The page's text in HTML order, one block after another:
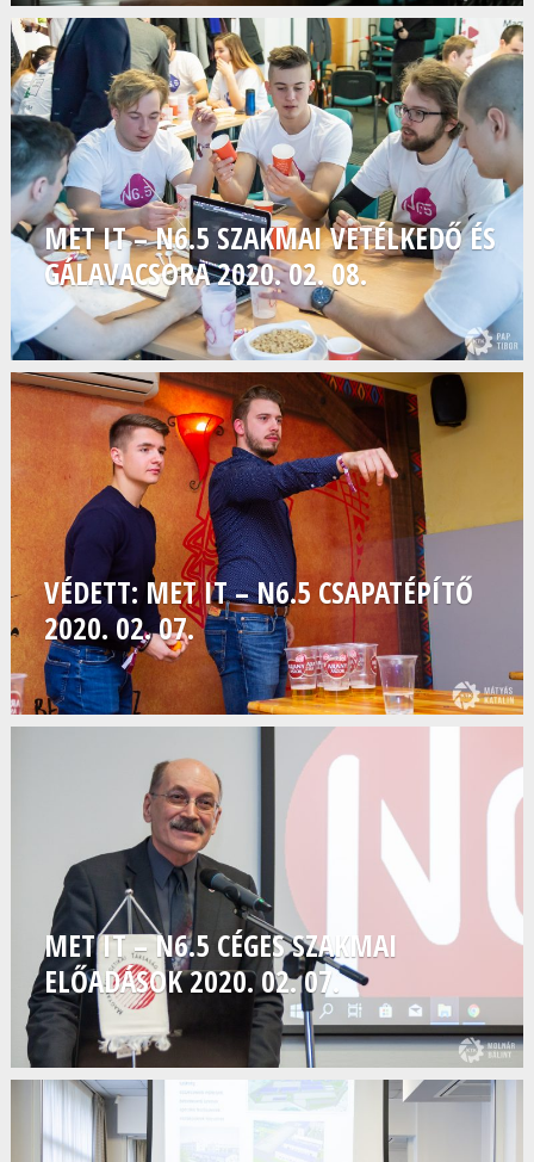
MET IT – N6.5 SZAKMAI VETÉLKEDŐ ÉS
GÁLAVACSORA 2020. 02. 08.
VÉDETT: MET IT – N6.5 CSAPATÉPÍTŐ
2020. 02. 07.
MET IT – N6.5 CÉGES SZAKMAI
ELŐADÁSOK 2020. 02. 07.